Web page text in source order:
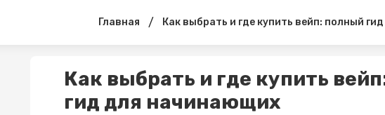
Главная / Как выбрать и где купить вейп: полный
Как выбрать и где купить
гид для начинающих